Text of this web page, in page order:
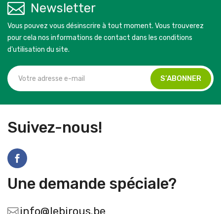
Newsletter
Vous pouvez vous désinscrire à tout moment. Vous trouverez
pour cela nos informations de contact dans les conditions
d'utilisation du site.
Suivez-nous!
Une demande spéciale?